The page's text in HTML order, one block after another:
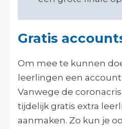
Gratis
Om mee te kunnen
leerlingen een
Vanwege de
tijdelijk gratis extra
aanmaken. Zo kun je